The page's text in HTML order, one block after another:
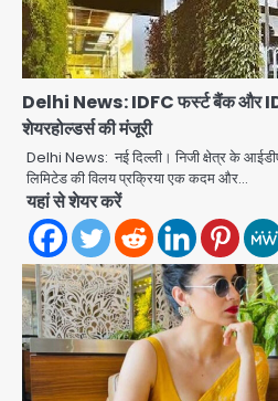
Delhi News: IDFC फर्स्ट बैंक और
शेयरहोल्डर्स की मंजूरी
Delhi News: नई दिल्ली। निजी क्षेत्र के
लिमिटेड की विलय प्रक्रिया एक कदम और…
यहां से शेयर करें
2
Noida
OT गैलरी में बड़ा
पर उठे सवाल
Avinash Kumar
3
Congress
गाजियाबाद
सतेन्द्र शर्मा,
आभार
Avinash Kumar